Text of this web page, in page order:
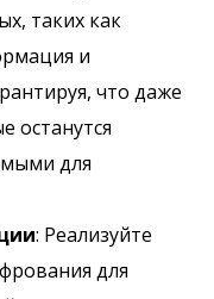
таких как
и
что даже
останутся
для
: Реализуйте
для